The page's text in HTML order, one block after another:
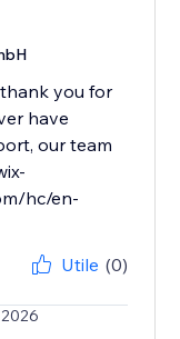
you for
have
our team
hc/en-
Utile (0)